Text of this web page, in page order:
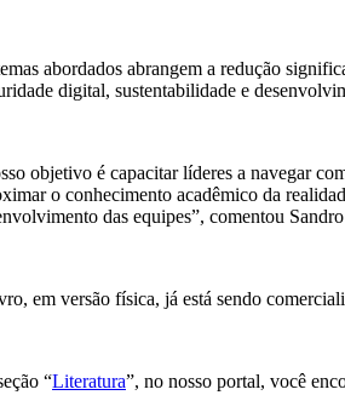
abordados abrangem a redução
digital, sustentabilidade e
objetivo é capacitar líderes a navegar
o conhecimento acadêmico da
das equipes”, comentou
em versão física, já está sendo
“Literatura”, no nosso portal, você